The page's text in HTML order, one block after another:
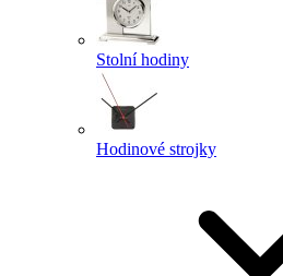
Stolní hodiny
Hodinové strojky